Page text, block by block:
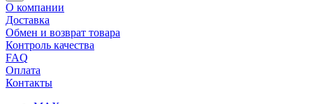
О компании
Доставка
Обмен и возврат товара
Контроль качества
FAQ
Оплата
Контакты